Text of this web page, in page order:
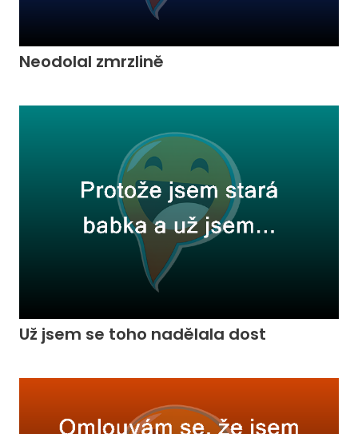
Neodolal zmrzlině
Už jsem se toho nadělala dost